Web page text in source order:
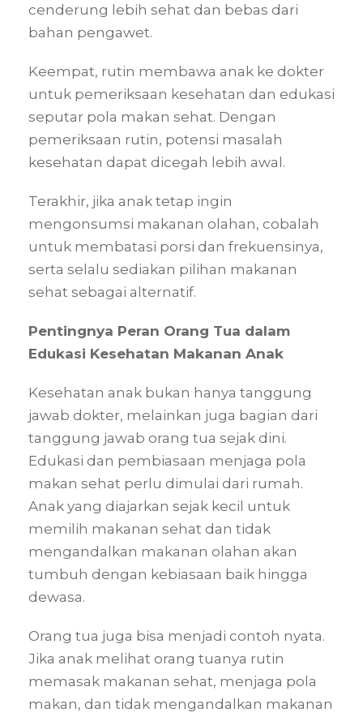
cenderung lebih sehat dan bebas dari
bahan pengawet.
Keempat, rutin membawa anak ke dokter
untuk pemeriksaan kesehatan dan edukasi
seputar pola makan sehat. Dengan
pemeriksaan rutin, potensi masalah
kesehatan dapat dicegah lebih awal.
Terakhir, jika anak tetap ingin
mengonsumsi makanan olahan, cobalah
untuk membatasi porsi dan frekuensinya,
serta selalu sediakan pilihan makanan
sehat sebagai alternatif.
Pentingnya Peran Orang Tua dalam
Edukasi Kesehatan Makanan Anak
Kesehatan anak bukan hanya tanggung
jawab dokter, melainkan juga bagian dari
tanggung jawab orang tua sejak dini.
Edukasi dan pembiasaan menjaga pola
makan sehat perlu dimulai dari rumah.
Anak yang diajarkan sejak kecil untuk
memilih makanan sehat dan tidak
mengandalkan makanan olahan akan
tumbuh dengan kebiasaan baik hingga
dewasa.
Orang tua juga bisa menjadi contoh nyata.
Jika anak melihat orang tuanya rutin
memasak makanan sehat, menjaga pola
makan, dan tidak mengandalkan makanan